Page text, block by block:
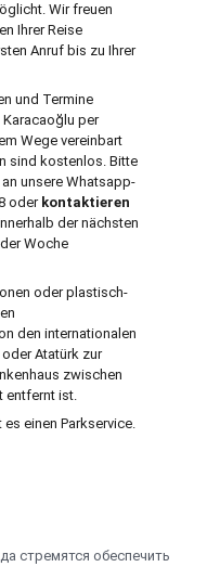
Wir freuen
Ihrer Reise
Anruf bis zu Ihrer
und Termine
Karacaoğlu per
Wege vereinbart
sind kostenlos. Bitte
unsere Whatsapp-
oder kontaktieren
der nächsten
Woche
oder plastisch-
den internationalen
Atatürk zur
zwischen
entfernt ist.
einen Parkservice.
стремятся обеспечить